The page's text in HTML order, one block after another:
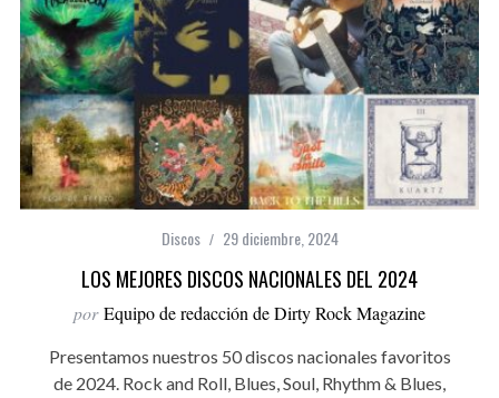
Discos 29 diciembre, 2024
LOS MEJORES DISCOS NACIONALES DEL 2024
por Equipo de redacción de Dirty Rock Magazine
Presentamos nuestros 50 discos nacionales favoritos
de 2024. Rock and Roll, Blues, Soul, Rhythm & Blues,